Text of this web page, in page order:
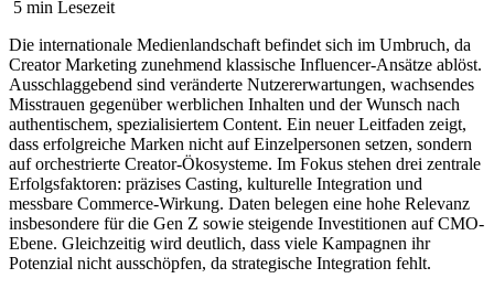
5 min Lesezeit
Die internationale Medienlandschaft befindet sich im Umbruch, da
Creator Marketing zunehmend klassische Influencer-Ansätze ablöst.
Ausschlaggebend sind veränderte Nutzererwartungen, wachsendes
Misstrauen gegenüber werblichen Inhalten und der Wunsch nach
authentischem, spezialisiertem Content. Ein neuer Leitfaden zeigt,
dass erfolgreiche Marken nicht auf Einzelpersonen setzen, sondern
auf orchestrierte Creator-Ökosysteme. Im Fokus stehen drei zentrale
Erfolgsfaktoren: präzises Casting, kulturelle Integration und
messbare Commerce-Wirkung. Daten belegen eine hohe Relevanz
insbesondere für die Gen Z sowie steigende Investitionen auf CMO-
Ebene. Gleichzeitig wird deutlich, dass viele Kampagnen ihr
Potenzial nicht ausschöpfen, da strategische Integration fehlt.